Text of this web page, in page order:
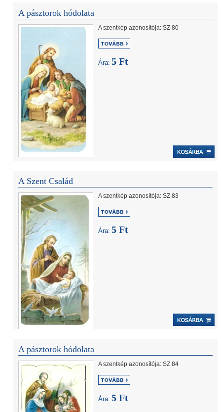
A pásztorok hódolata
A szentkép azonosítója: SZ 80
Ára: 5 Ft
A Szent Család
A szentkép azonosítója: SZ 83
Ára: 5 Ft
A pásztorok hódolata
A szentkép azonosítója: SZ 84
Ára: 5 Ft